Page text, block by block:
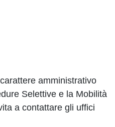
amministrativo
Selettive e la Mobilità
a contattare gli uffici